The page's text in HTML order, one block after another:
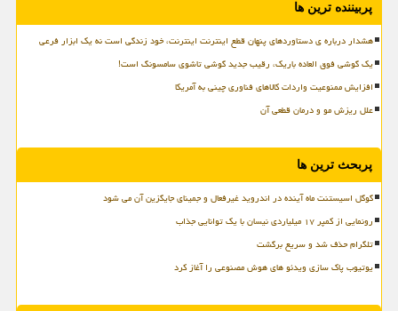
پربیننده ترین ها
هشدار درباره ی دستاوردهای پنهان قطع اینترنت اینترنت، خود زندگی است نه یک ابزار فرعی
یک گوشی فوق العاده باریک، رقیب جدید گوشی تاشوی سامسونگ است!
افزایش ممنوعیت واردات کالاهای فناوری چینی به آمریکا
علل ریزش مو و درمان قطعی آن
پربحث ترین ها
گوگل اسیستنت ماه آینده در اندروید غیرفعال و جمینای جایگزین آن می شود
رونمایی از کمپر ۱۷ میلیاردی نیسان با یک توانایی جذاب
تلگرام حذف شد و سریع برگشت
یوتیوب پاک سازی ویدئو های هوش مصنوعی را آغاز کرد